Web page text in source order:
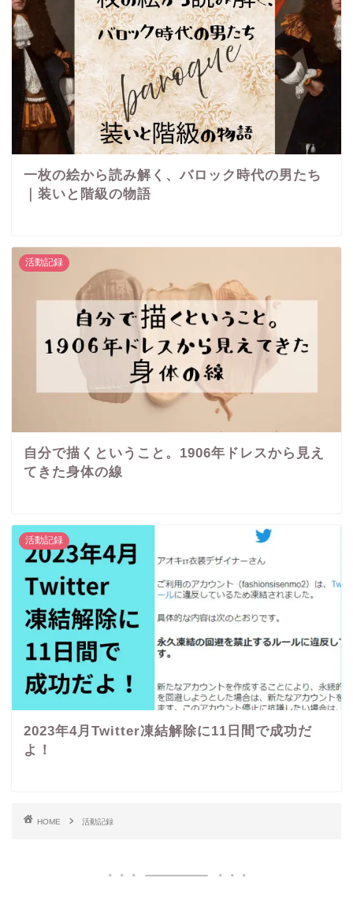
一枚の絵から読み解く、バロック時代の男たち
｜装いと階級の物語
活動記録
自分で描くということ。1906年ドレスから見え
てきた身体の線
活動記録
2023年4月Twitter凍結解除に11日間で成功だ
よ！
HOME 活動記録